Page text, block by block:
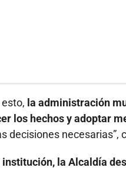
la administración
los hechos y adoptar
decisiones necesarias”,
institución, la Alcaldía